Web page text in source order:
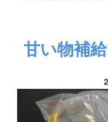
甘い物補